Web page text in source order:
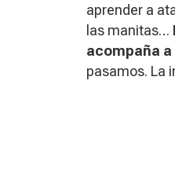
aprender a
las manitas…
acompaña
pasamos. La